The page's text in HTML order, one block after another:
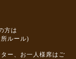
方は
ルール)
ー、お一人様席はご